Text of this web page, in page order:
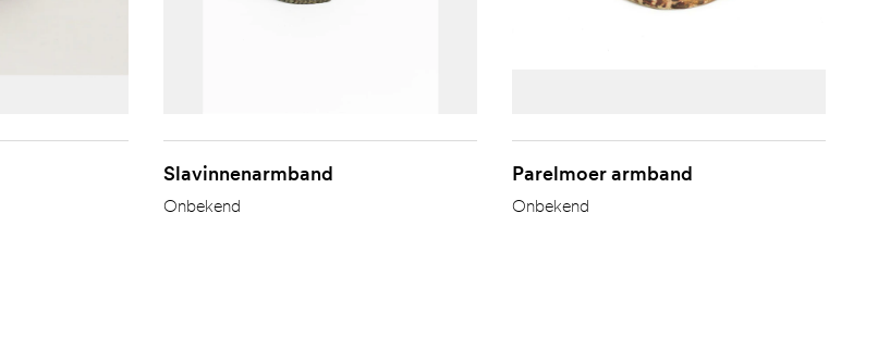
Slavinnenarmband
Onbekend
Parelmoer armband
Onbekend